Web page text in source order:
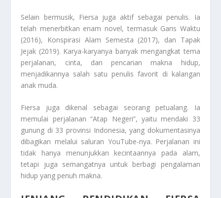
Selain bermusik, Fiersa juga aktif sebagai penulis. Ia
telah menerbitkan enam novel, termasuk Garis Waktu
(2016), Konspirasi Alam Semesta (2017), dan Tapak
Jejak (2019). Karya-karyanya banyak mengangkat tema
perjalanan, cinta, dan pencarian makna hidup,
menjadikannya salah satu penulis favorit di kalangan
anak muda.
Fiersa juga dikenal sebagai seorang petualang. Ia
memulai perjalanan “Atap Negeri”, yaitu mendaki 33
gunung di 33 provinsi Indonesia, yang dokumentasinya
dibagikan melalui saluran YouTube-nya. Perjalanan ini
tidak hanya menunjukkan kecintaannya pada alam,
tetapi juga semangatnya untuk berbagi pengalaman
hidup yang penuh makna.